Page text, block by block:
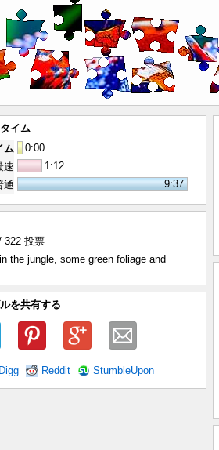
イム
ム
0:00
速
1:12
通
9:37
322 投票
the jungle, some green foliage and
を共有する
Digg Reddit StumbleUpon